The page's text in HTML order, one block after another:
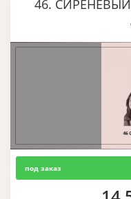
46. СИРЕНЕВЫЙ
под заказ